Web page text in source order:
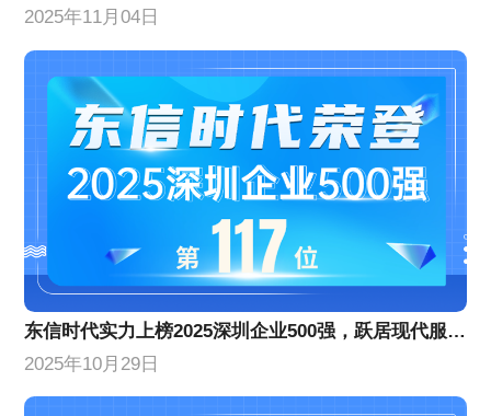
2025年11月04日
​东信时代实力上榜2025深圳企业500强，跃居现代服务业企业百强前列​​
2025年10月29日